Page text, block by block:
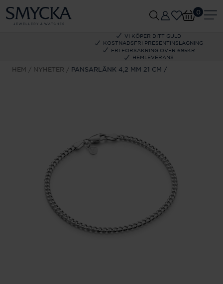
VI KÖPER DITT GULD
KOSTNADSFRI PRESENTINSLAGNING
FRI FÖRSÄKRING ÖVER 695KR
HEMLEVERANS
0
HEM NYHETER PANSARLÄNK 4,2 MM 21 CM